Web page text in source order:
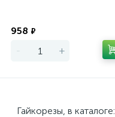
958 ₽
- +
Гайкорезы, в каталоге: